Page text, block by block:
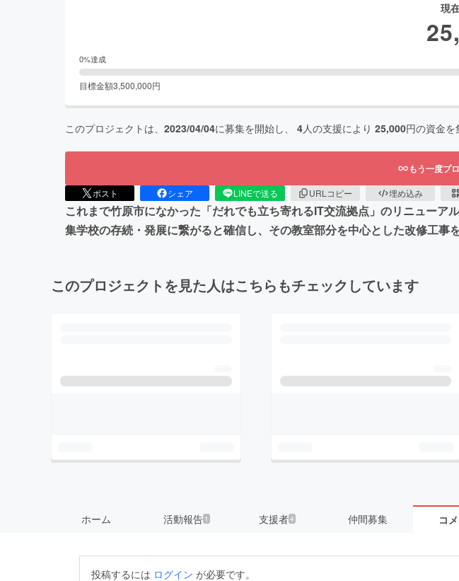
現
0%達成
目標金額3,500,000円
このプロジェクトは、 2023/04/04に募集を開始し、 4人の支援により 25,000円の資金を
もう一度プ
ポスト シェア LINEで送る URLコピー 埋め込み
これまで竹原市になかった「だれでも立ち寄れるIT交流拠点」のリニュー
集学校の存続・発展に繋がると確信し、その教室部分を中心とした改修工
このプロジェクトを見た人はこちらもチェックしています
ホーム 活動報告 1 支援者4 仲間募集 コ
投稿するには ログイン が必要です。